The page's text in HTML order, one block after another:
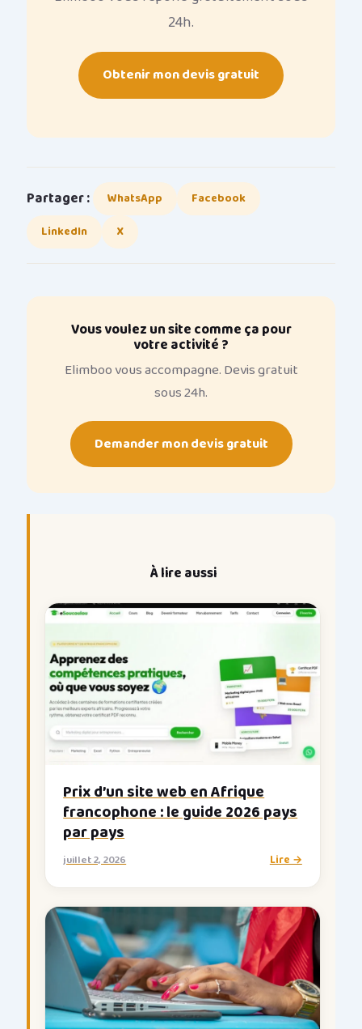
24h.
Obtenir mon devis gratuit
Partager : WhatsApp
Facebook
LinkedIn
X
Vous voulez un site comme ça pour
votre activité ?
Elimboo vous accompagne. Devis gratuit
sous 24h.
Demander mon devis gratuit
À lire aussi
Prix d’un site web en Afrique
francophone : le guide 2026 pays
par pays
juillet 2, 2026 Lire →